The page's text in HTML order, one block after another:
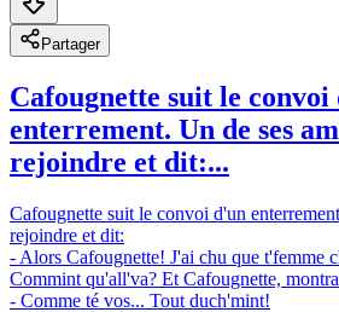
Partager
Cafougnette suit le convoi
enterrement. Un de ses
rejoindre et dit:...
Cafougnette suit le convoi d'un
rejoindre et dit:
- Alors Cafougnette! J'ai chu que t'femme
Commint qu'all'va? Et Cafougnette,
- Comme té vos... Tout duch'mint!